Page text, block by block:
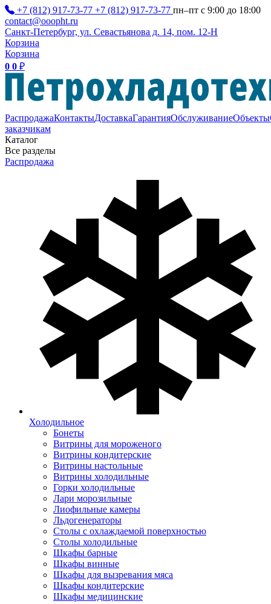
+7 (812) 917-73-77 +7 (812) 917-73-77 пн–пт с 9:00 до 18:00
contact@ooopht.ru
Санкт-Петербург, ул. Севастьянова д. 14, пом. 12-Н
Корзина
Корзина
0 0 ₽
РаспродажаКонтактыДоставкаГарантияОбслуживаниеОбъекты
заказчикам
Каталог
Все разделы
Распродажа
Холодильное
Бонеты
Витрины для мороженого
Витрины кондитерские
Витрины настольные
Витрины холодильные
Горки холодильные
Лари морозильные
Лиофильные камеры
Льдогенераторы
Столы с охлаждаемой поверхностью
Столы холодильные
Шкафы барные
Шкафы винные
Шкафы для вызревания мяса
Шкафы кондитерские
Шкафы медицинские